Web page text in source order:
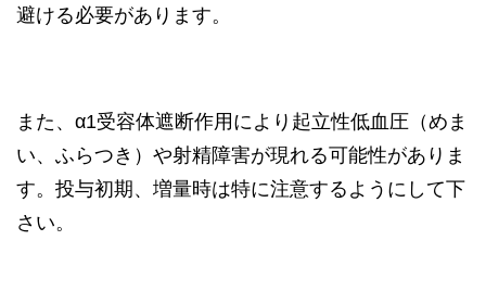
避ける必要があります。
また、α1受容体遮断作用により起立性低血圧（めま
い、ふらつき）や射精障害が現れる可能性がありま
す。投与初期、増量時は特に注意するようにして下
さい。